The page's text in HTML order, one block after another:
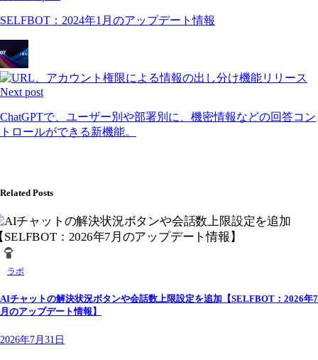
SELFBOT：2024年1月のアップデート情報
Next post
ChatGPTで、ユーザー別や部署別に、機密情報などの回答コン
トロールができる新機能。
Related Posts
ラボ
AIチャットの解決状況ボタンや会話数上限設定を追加【SELFBOT：2026年7
月のアップデート情報】
2026年7月31日